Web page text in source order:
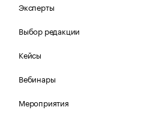
Эксперты
Выбор редакции
Кейсы
Вебинары
Мероприятия